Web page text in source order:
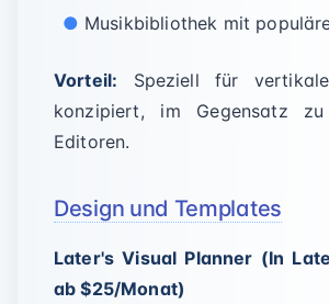
Musikbibliothek mit
Vorteil: Speziell für
konzipiert, im Gegensatz zu
Editoren.
Design und Templates
Later's Visual Planner (In
ab $25/Monat)